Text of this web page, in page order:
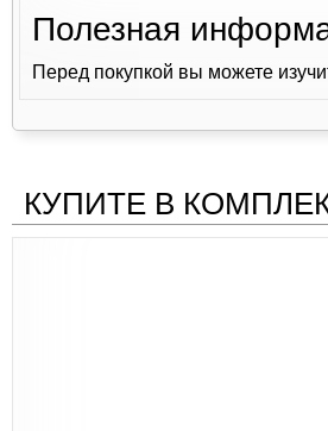
Полезная
Перед покупкой вы можете
КУПИТЕ В